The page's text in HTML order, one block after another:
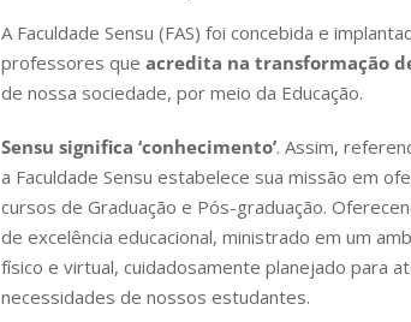
A Faculdade Sensu (FAS) foi concebida e
professores que acredita na transformação
de nossa sociedade, por meio da Educação.
Sensu significa ‘conhecimento’. Assim,
a Faculdade Sensu estabelece sua missão em
cursos de Graduação e Pós-graduação.
de excelência educacional, ministrado em um
físico e virtual, cuidadosamente planejado para
necessidades de nossos estudantes.